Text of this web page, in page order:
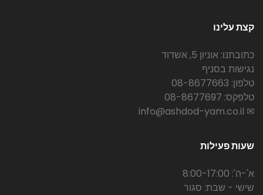
קצת עלינו
כתובתנו: אוניון 5, אשדוד
נגישות בסניף
טלפון: 08-8677663
טלפקס: 08-8677697
✉ info@ashdod-yam.co.il
שעות פעילות
א'-ה': 8:00-17:00
שישי - שבת: סגור